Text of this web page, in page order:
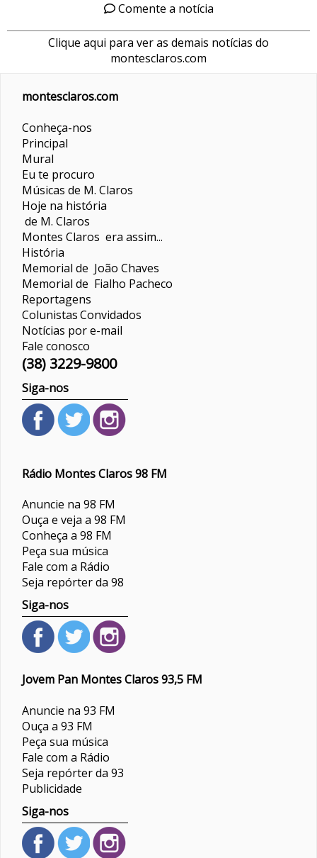
Comente a notícia
Clique aqui para ver as demais notícias do
montesclaros.com
montesclaros.com
Conheça-nos
Principal
Mural
Eu te procuro
Músicas de M. Claros
Hoje na história
de M. Claros
Montes Claros era assim...
História
Memorial de João Chaves
Memorial de Fialho Pacheco
Reportagens
ColunistasConvidados
Notícias por e-mail
Fale conosco
(38) 3229-9800
Siga-nos
Rádio Montes Claros 98 FM
Anuncie na 98 FM
Ouça e veja a 98 FM
Conheça a 98 FM
Peça sua música
Fale com a Rádio
Seja repórter da 98
Siga-nos
Jovem Pan Montes Claros 93,5 FM
Anuncie na 93 FM
Ouça a 93 FM
Peça sua música
Fale com a Rádio
Seja repórter da 93
Publicidade
Siga-nos